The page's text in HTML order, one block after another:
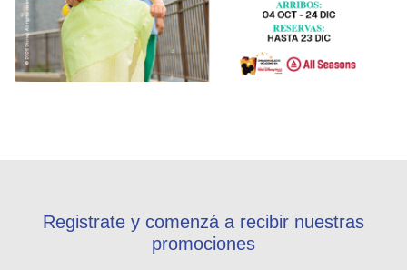
Registrate y comenzá a recibir nuestras
promociones